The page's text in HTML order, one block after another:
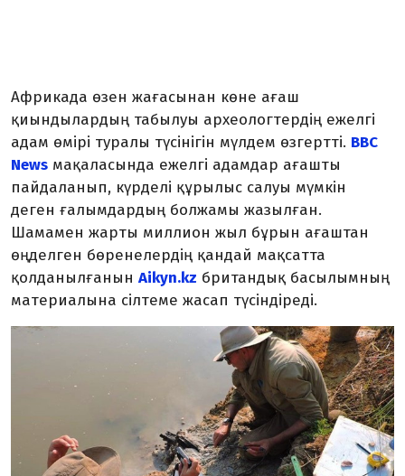
Африкада өзен жағасынан көне ағаш
қиындылардың табылуы археологтердің ежелгі
адам өмірі туралы түсінігін мүлдем өзгертті. BBC
News мақаласында ежелгі адамдар ағашты
пайдаланып, күрделі құрылыс салуы мүмкін
деген ғалымдардың болжамы жазылған.
Шамамен жарты миллион жыл бұрын ағаштан
өңделген бөренелердің қандай мақсатта
қолданылғанын Aikyn.kz британдық басылымның
материалына сілтеме жасап түсіндіреді.